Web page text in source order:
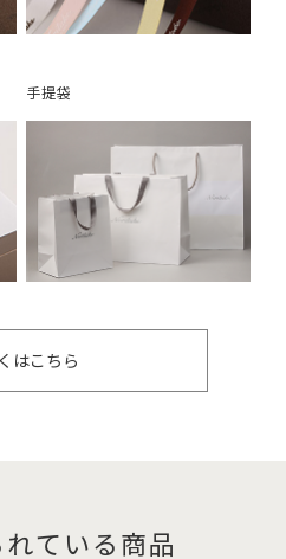
手提袋
はこちら
ている商品